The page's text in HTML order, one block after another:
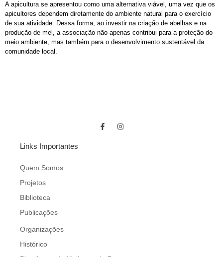
A apicultura se apresentou como uma alternativa viável, uma vez que os
apicultores dependem diretamente do ambiente natural para o exercício
de sua atividade. Dessa forma, ao investir na criação de abelhas e na
produção de mel, a associação não apenas contribui para a proteção do
meio ambiente, mas também para o desenvolvimento sustentável da
comunidade local.
Links Importantes
Quem Somos
Projetos
Biblioteca
Publicações
Organizações
Histórico